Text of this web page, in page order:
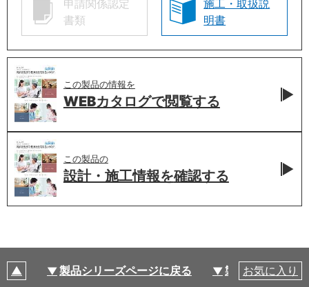
申請関係認定
書類
施工・取扱説
明書
この製品の情報を
WEBカタログで閲覧する
この製品の
設計・施工情報を確認する
製品シリーズページに戻る 製品仕様
お気に入り